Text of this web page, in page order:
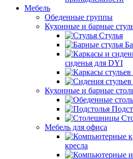
Мебель
Обеденные группы
Кухонные и барные
Стулья
сиденья для DYI
Кухонные и барные
Мебель для офиса
кресла